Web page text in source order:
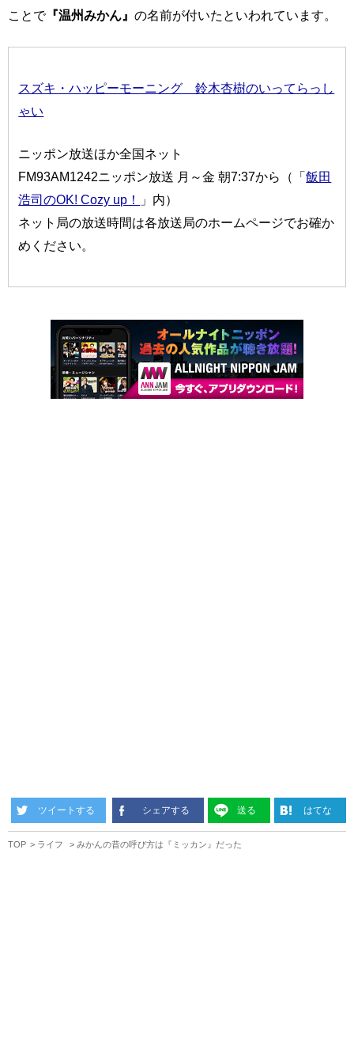
ことで『温州みかん』 の名前が付いたといわれています。
スズキ・ハッピーモーニング 鈴木杏樹のいってらっし
ゃい
ニッポン放送ほか全国ネット
FM93AM1242ニッポン放送 月～金 朝7:37から（「飯田
浩司のOK! Cozy up！
」内）
ネット局の放送時間は各放送局のホームページでお確か
めください。
ツイートする シェアする 送る はてな
TOP ライフ みかんの昔の呼び方は『ミッカン』だった